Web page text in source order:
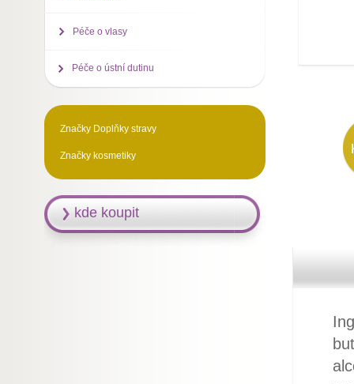
Péče o vlasy
Péče o ústní dutinu
Značky Doplňky stravy
Značky kosmetiky
kde koupit